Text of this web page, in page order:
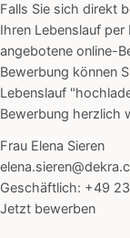
Falls Sie sich direkt
Ihren Lebenslauf
angebotene online-
Bewerbung können
Lebenslauf
Bewerbung herzlich
Frau Elena Sieren
Geschäftlich: +49
Jetzt bewerben